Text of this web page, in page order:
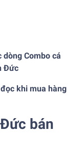
Combo cá
Đức
khi mua hàng
bán